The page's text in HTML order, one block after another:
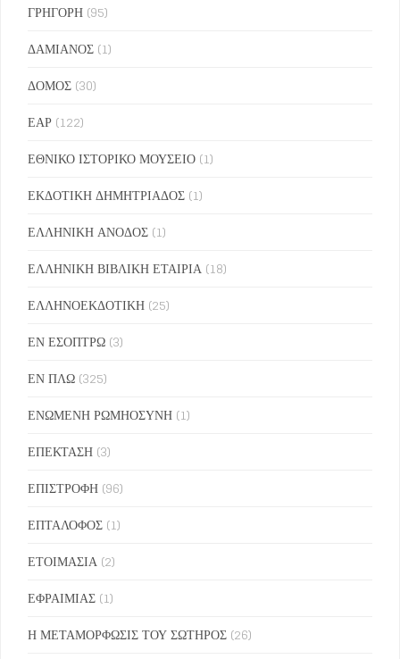
ΓΡΗΓΟΡΗ (95)
ΔΑΜΙΑΝΟΣ (1)
ΔΟΜΟΣ (30)
ΕΑΡ (122)
ΕΘΝΙΚΟ ΙΣΤΟΡΙΚΟ ΜΟΥΣΕΙΟ (1)
ΕΚΔΟΤΙΚΗ ΔΗΜΗΤΡΙΑΔΟΣ (1)
ΕΛΛΗΝΙΚΗ ΑΝΟΔΟΣ (1)
ΕΛΛΗΝΙΚΗ ΒΙΒΛΙΚΗ ΕΤΑΙΡΙΑ (18)
ΕΛΛΗΝΟΕΚΔΟΤΙΚΗ (25)
ΕΝ ΕΣΟΠΤΡΩ (3)
ΕΝ ΠΛΩ (325)
ΕΝΩΜΕΝΗ ΡΩΜΗΟΣΥΝΗ (1)
ΕΠΕΚΤΑΣΗ (3)
ΕΠΙΣΤΡΟΦΗ (96)
ΕΠΤΑΛΟΦΟΣ (1)
ΕΤΟΙΜΑΣΙΑ (2)
ΕΦΡΑΙΜΙΑΣ (1)
Η ΜΕΤΑΜΟΡΦΩΣΙΣ ΤΟΥ ΣΩΤΗΡΟΣ (26)